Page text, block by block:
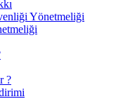
Yönetmeliği
?